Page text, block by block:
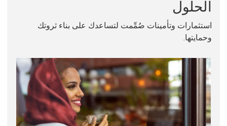
الحلول
استثمارات وتأمينات صُمِّمت لتساعدك على بناء ثروتك
وحمايتها.